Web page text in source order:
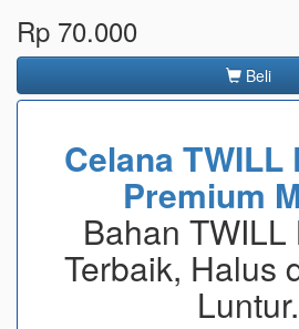
Rp 70.000
Beli
Celana TWILL
Premium
Bahan TWILL
Terbaik, Halus
Luntur.